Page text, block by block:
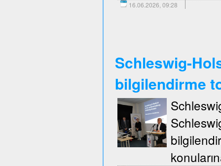
16.06.2026, 09:28
Schleswig-
bilgilendirme